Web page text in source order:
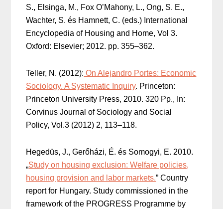
S., Elsinga, M., Fox O’Mahony, L., Ong, S. E.,
Wachter, S. és Hamnett, C. (eds.) International
Encyclopedia of Housing and Home, Vol 3.
Oxford: Elsevier; 2012. pp. 355–362.
Teller, N. (2012): On Alejandro Portes: Economic
Sociology. A Systematic Inquiry. Princeton:
Princeton University Press, 2010. 320 Pp., In:
Corvinus Journal of Sociology and Social
Policy, Vol.3 (2012) 2, 113–118.
Hegedüs, J., Gerőházi, É. és Somogyi, E. 2010.
„Study on housing exclusion: Welfare policies,
housing provision and labor markets.” Country
report for Hungary. Study commissioned in the
framework of the PROGRESS Programme by